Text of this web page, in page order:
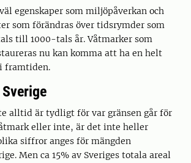
egenskaper som miljöpåverkan och
som förändras över tidsrymder som
till 1000-tals år. Våtmarker som
nu kan komma att ha en helt
framtiden.
alltid är tydligt för var gränsen går för
eller inte, är det inte heller
siffror anges för mängden
Men ca 15% av Sveriges totala areal